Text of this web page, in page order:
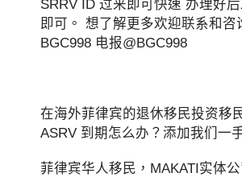
SRRV ID 过来即可快速 办理好
即可。 想了解更多欢迎联系和咨
BGC998 电报@BGC998
在海外菲律宾的退休移民投资移
ASRV 到期怎么办？添加我们一
菲律宾华人移民，MAKATI实体